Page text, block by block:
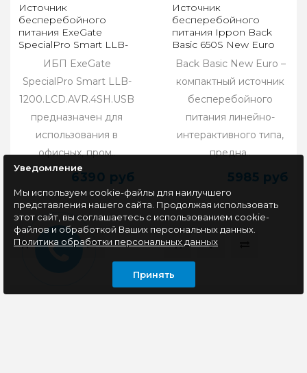
Источник
бесперебойного
питания ExeGate
SpecialPro Smart LLB-
EP285494RUS
ИБП ExeGate
SpecialPro Smart LLB-
1200.LCD.AVR.4SH.USB
предназначен для
использования в
офисных, пром..
6390 руб
Источник
бесперебойного
питания Ippon Back
Basic 650S New Euro
Back Basic New Euro –
компактный источник
бесперебойного
питания линейно-
интерактивного типа,
предна..
5985 руб
Уведомление
Мы используем cookie-файлы для наилучшего
представления нашего сайта. Продолжая использовать
этот сайт, вы соглашаетесь с использованием cookie-
файлов и обработкой Ваших персональных данных.
Политика обработки персональных данных
Принять